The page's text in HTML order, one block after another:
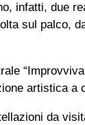
infatti, due
sul palco,
artistica a
da